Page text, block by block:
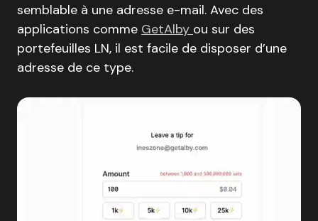
semblable à une adresse e-mail. Avec des
applications comme GetAlby ou sur des
portefeuilles LN, il est facile de disposer d’une
adresse de ce type.